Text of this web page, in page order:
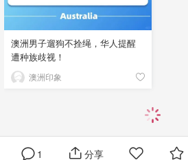
澳洲男子遛狗不拴绳，华人提醒
遭种族歧视！
澳洲印象
1 分享